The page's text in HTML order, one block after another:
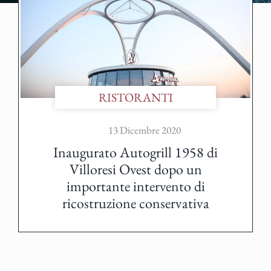
RISTORANTI
13 Dicembre 2020
Inaugurato Autogrill 1958 di
Villoresi Ovest dopo un
importante intervento di
ricostruzione conservativa